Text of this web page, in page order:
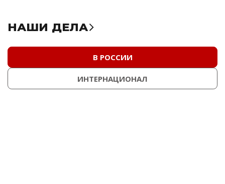
НАШИ ДЕЛА
В РОССИИ
ИНТЕРНАЦИОНАЛ